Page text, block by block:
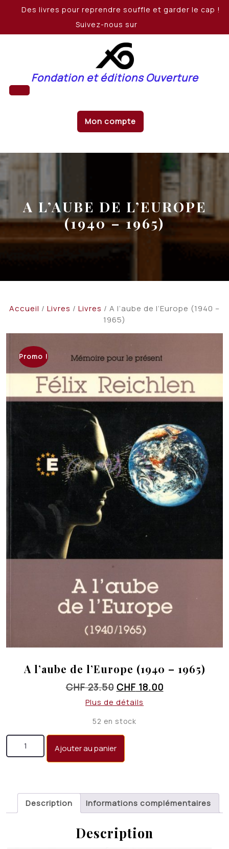
Des livres pour reprendre souffle et garder le cap !
Suivez-nous sur
Fondation et éditions Ouverture
Mon compte
A L’AUBE DE L’EUROPE
(1940 – 1965)
Accueil / Livres / Livres / A l’aube de l’Europe (1940 –
1965)
Promo !
A l’aube de l’Europe (1940 – 1965)
CHF23.50 Le
prix
était :
CHF 18.00Le
Plus de détails
52 en stock
quantité de A l'aube de l'Europe (1940 - 1965)
Ajouter au panier
Description Informations complémentaires
Description